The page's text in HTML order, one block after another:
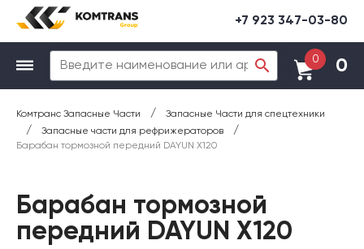
+7 923 347-03-80
0 0
Комтранс Запасные Части / Запасные Части для спецтехники
/ Запасные части для рефрижераторов /
Барабан тормозной передний DAYUN X120
Барабан тормозной
передний DAYUN X120